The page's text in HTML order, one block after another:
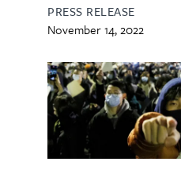
PRESS RELEASE
November 14, 2022